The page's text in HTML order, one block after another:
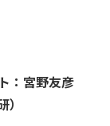
：宮野友彦